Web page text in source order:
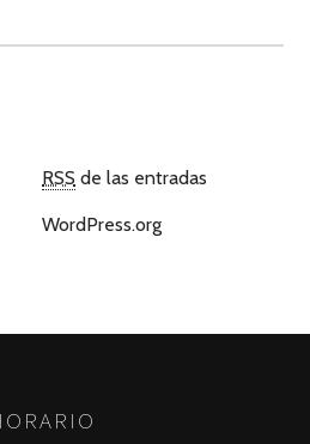
RSS de las entradas
WordPress.org